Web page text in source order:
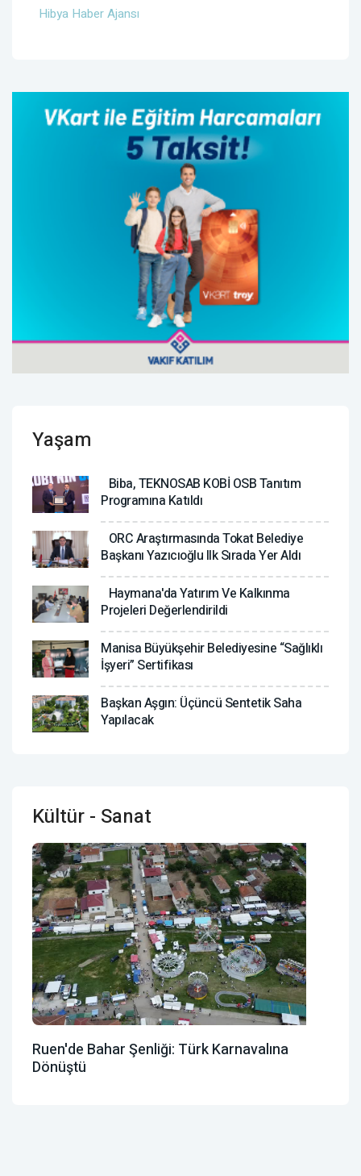
Hibya Haber Ajansı
Yaşam
Biba, TEKNOSAB KOBİ OSB Tanıtım
Programına Katıldı
ORC Araştırmasında Tokat Belediye
Başkanı Yazıcıoğlu Ilk Sırada Yer Aldı
Haymana'da Yatırım Ve Kalkınma
Projeleri Değerlendirildi
Manisa Büyükşehir Belediyesine “Sağlıklı
İşyeri” Sertifikası
Başkan Aşgın: Üçüncü Sentetik Saha
Yapılacak
Kültür - Sanat
Ruen'de Bahar Şenliği: Türk Karnavalına
Dönüştü